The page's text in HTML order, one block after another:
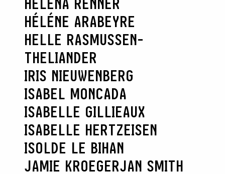
HÉLÉNE ARABEYRE
HELLE RASMUSSEN-
THELIANDER
IRIS NIEUWENBERG
ISABEL MONCADA
ISABELLE GILLIEAUX
ISABELLE HERTZEISEN
ISOLDE LE BIHAN
JAMIE KROEGERJAN SMITH